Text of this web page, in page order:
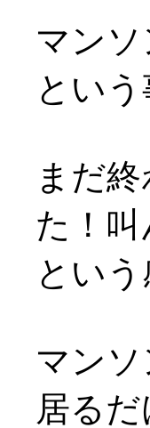
マン
とい
まだ
た！
とい
マン
居る